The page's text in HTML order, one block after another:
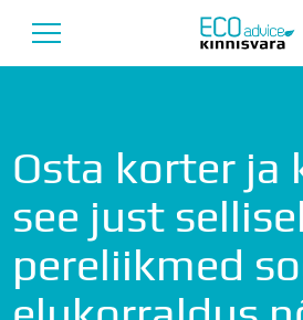
Tutvustus
Teenused
Osta korter ja
see just
pereliikmed